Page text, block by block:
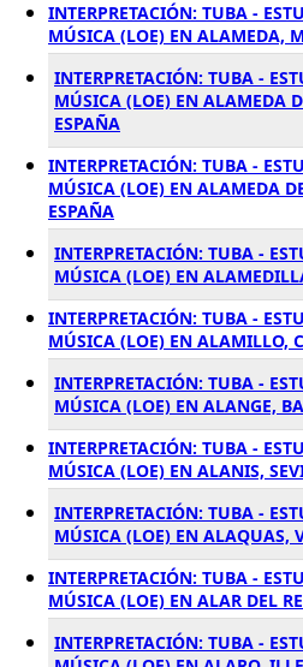
INTERPRETACIÓN: TUBA -
MÚSICA (LOE) EN ALAMEDA,
INTERPRETACIÓN: TUBA -
MÚSICA (LOE) EN ALAMEDA
ESPAÑA
INTERPRETACIÓN: TUBA -
MÚSICA (LOE) EN ALAMEDA
ESPAÑA
INTERPRETACIÓN: TUBA -
MÚSICA (LOE) EN
INTERPRETACIÓN: TUBA -
MÚSICA (LOE) EN ALAMILLO,
INTERPRETACIÓN: TUBA -
MÚSICA (LOE) EN ALANGE,
INTERPRETACIÓN: TUBA -
MÚSICA (LOE) EN ALANIS,
INTERPRETACIÓN: TUBA -
MÚSICA (LOE) EN ALAQUAS,
INTERPRETACIÓN: TUBA -
MÚSICA (LOE) EN ALAR DEL
INTERPRETACIÓN: TUBA -